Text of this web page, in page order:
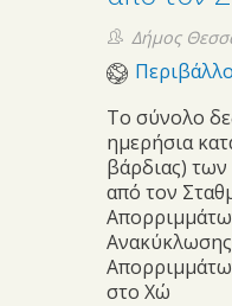
Δήμος
Το σύνολο
ημερήσια
βάρδιας) των
από τον
Ανακύκλωσης
στο Χώ